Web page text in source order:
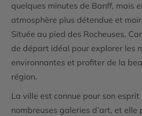
quelques minutes de Banff, mais
atmosphère plus détendue et
Située au pied des Rocheuses,
de départ idéal pour explorer les
environnantes et profiter de la
région.
La ville est connue pour son esprit
nombreuses galeries d’art, et elle